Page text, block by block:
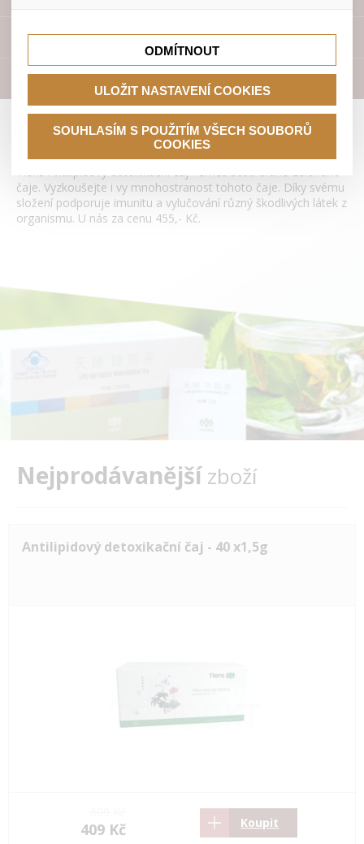
Přístroje
Antilipidový detoxikační čaj Tianshi
Tiens Antilipidový detoxikační čaj - směs šesti druhů zeleného
čaje. Vyzkoušejte i vy mnohostranost tohoto čaje. Díky svému
složení podporuje imunitu a vylučování různý škodlivých látek z
organismu. U nás za cenu 455,- Kč.
Nejprodávanějšízboží
Antilipidový detoxikační čaj - 40 x1,5g
409 Kč Koupit
se nevhodným doporučením produktů či jiným
nedůležitým nabídkám.
marketingové kampaně.
ODMÍTNOUT
ULOŽIT NASTAVENÍ COOKIES
SOUHLASÍM S POUŽITÍM VŠECH SOUBORŮ
COOKIES